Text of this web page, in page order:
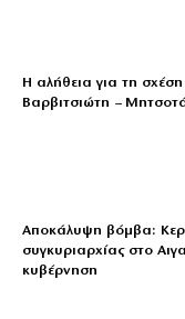
Η αλήθεια για τη σχέση
Βαρβιτσιώτη –
Αποκάλυψη βόμβα:
συγκυριαρχίας στο
κυβέρνηση